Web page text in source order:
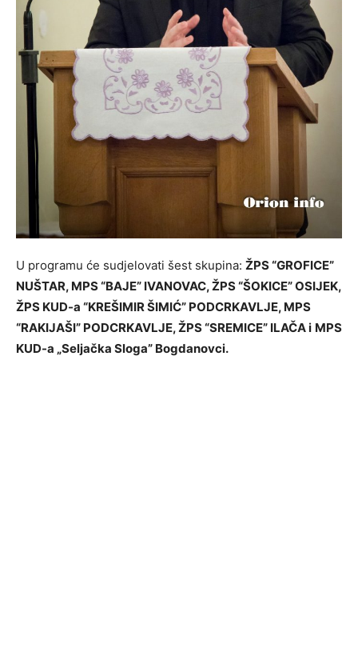
U programu će sudjelovati šest skupina: ŽPS “GROFICE”
NUŠTAR, MPS “BAJE” IVANOVAC, ŽPS “ŠOKICE” OSIJEK,
ŽPS KUD-a “KREŠIMIR ŠIMIĆ” PODCRKAVLJE, MPS
“RAKIJAŠI” PODCRKAVLJE, ŽPS “SREMICE” ILAČA i MPS
KUD-a „Seljačka Sloga” Bogdanovci.